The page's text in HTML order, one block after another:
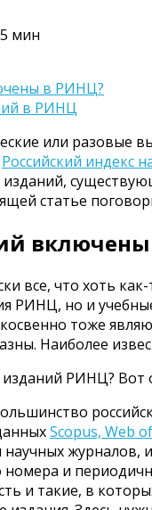
5 мин
в РИНЦ?
в РИНЦ
или разовые
Российский индекс
статье
все, что хоть
РИНЦ, но и
тоже
Наиболее
РИНЦ? Вот
Scopus, Web
научных журналов,
и
и такие, в